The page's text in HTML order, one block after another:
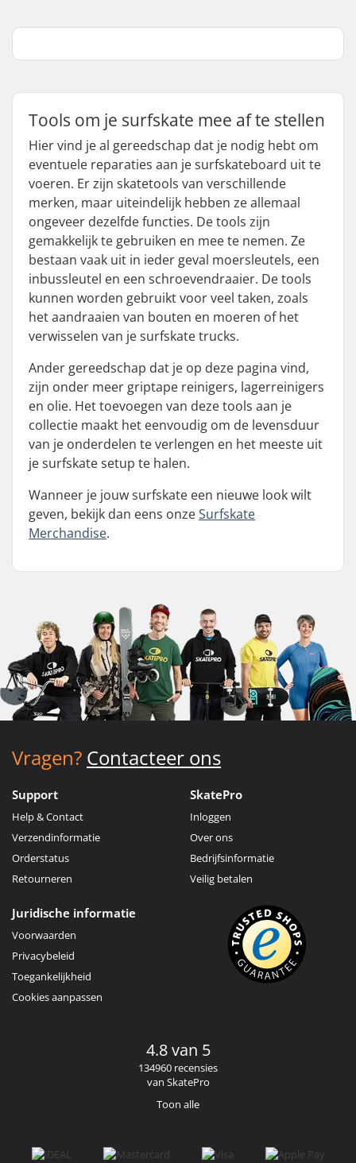
Tools om je surfskate mee af te stellen
Hier vind je al gereedschap dat je nodig hebt om
eventuele reparaties aan je surfskateboard uit te
voeren. Er zijn skatetools van verschillende
merken, maar uiteindelijk hebben ze allemaal
ongeveer dezelfde functies. De tools zijn
gemakkelijk te gebruiken en mee te nemen. Ze
bestaan vaak uit in ieder geval moersleutels, een
inbussleutel en een schroevendraaier. De tools
kunnen worden gebruikt voor veel taken, zoals
het aandraaien van bouten en moeren of het
verwisselen van je surfskate trucks.
Ander gereedschap dat je op deze pagina vind,
zijn onder meer griptape reinigers, lagerreinigers
en olie. Het toevoegen van deze tools aan je
collectie maakt het eenvoudig om de levensduur
van je onderdelen te verlengen en het meeste uit
je surfskate setup te halen.
Wanneer je jouw surfskate een nieuwe look wilt
geven, bekijk dan eens onzeSurfskate
Merchandise.
Vragen? Contacteer ons
Support
Help & Contact
Verzendinformatie
Orderstatus
Retourneren
SkatePro
Inloggen
Over ons
Bedrijfsinformatie
Veilig betalen
Juridische informatie
Voorwaarden
Privacybeleid
Toegankelijkheid
Cookies aanpassen
4.8 van 5
134960 recensies
van SkatePro
Toon alle